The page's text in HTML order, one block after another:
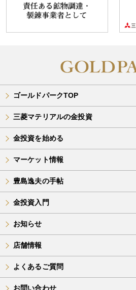
ゴールドパークTOP
三菱マテリアルの金投資
金投資を始める
マーケット情報
豊島逸夫の手帖
金投資入門
お知らせ
店舗情報
よくあるご質問
お問い合わせ